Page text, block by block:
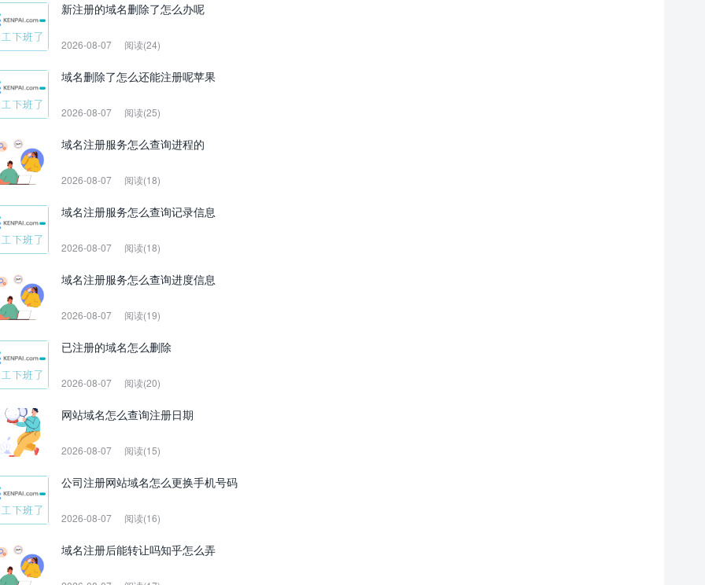
新注册的域名删除了怎么办呢
2026-08-07 阅读(24)
域名删除了怎么还能注册呢苹果
2026-08-07 阅读(25)
域名注册服务怎么查询进程的
2026-08-07 阅读(18)
域名注册服务怎么查询记录信息
2026-08-07 阅读(18)
域名注册服务怎么查询进度信息
2026-08-07 阅读(19)
已注册的域名怎么删除
2026-08-07 阅读(20)
网站域名怎么查询注册日期
2026-08-07 阅读(15)
公司注册网站域名怎么更换手机号码
2026-08-07 阅读(16)
域名注册后能转让吗知乎怎么弄